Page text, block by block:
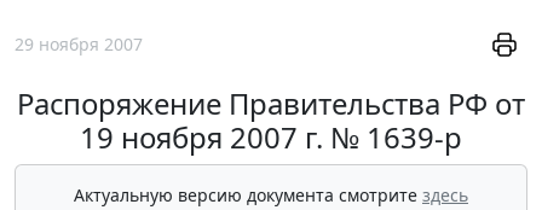
29 ноября 2007
Распоряжение Правительства РФ от
19 ноября 2007 г. № 1639-p
Актуальную версию документа смотрите здесь